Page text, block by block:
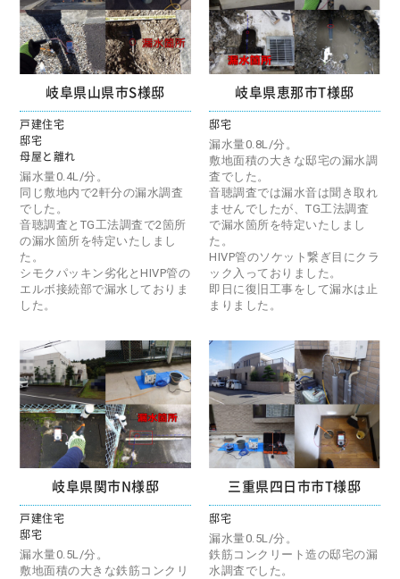
岐阜県山県市S様邸
戸建住宅
邸宅
母屋と離れ
漏水量0.4L/分。
同じ敷地内で2軒分の漏水調査
でした。
音聴調査とTG工法調査で2箇所
の漏水箇所を特定いたしまし
た。
シモクパッキン劣化とHIVP管の
エルボ接続部で漏水しておりま
した。
岐阜県恵那市T様邸
邸宅
漏水量0.8L/分。
敷地面積の大きな邸宅の漏水調
査でした。
音聴調査では漏水音は聞き取れ
ませんでしたが、TG工法調査
で漏水箇所を特定いたしまし
た。
HIVP管のソケット繋ぎ目にクラ
ック入っておりました。
即日に復旧工事をして漏水は止
まりました。
岐阜県関市N様邸
戸建住宅
邸宅
漏水量0.5L/分。
敷地面積の大きな鉄筋コンクリ
三重県四日市市T様邸
邸宅
漏水量0.5L/分。
鉄筋コンクリート造の邸宅の漏
水調査でした。